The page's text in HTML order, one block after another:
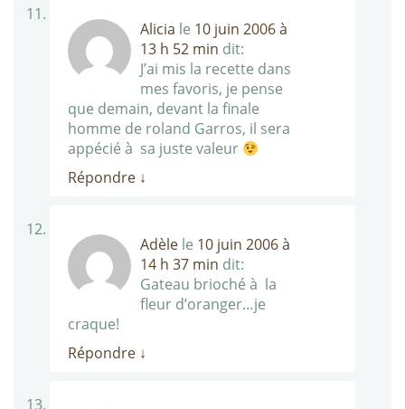
Alicia le 10 juin 2006 à
13 h 52 min dit:
J’ai mis la recette dans
mes favoris, je pense
que demain, devant la finale
homme de roland Garros, il sera
appécié à sa juste valeur
Répondre ↓
Adèle le 10 juin 2006 à
14 h 37 min dit:
Gateau brioché à la
fleur d’oranger…je
craque!
Répondre ↓